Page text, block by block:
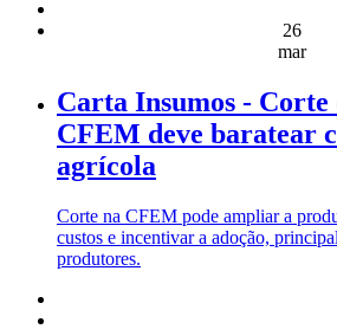
26
mar
Carta Insumos - Corte
CFEM deve baratear
agrícola
Corte na CFEM pode ampliar a
custos e incentivar a adoção,
produtores.